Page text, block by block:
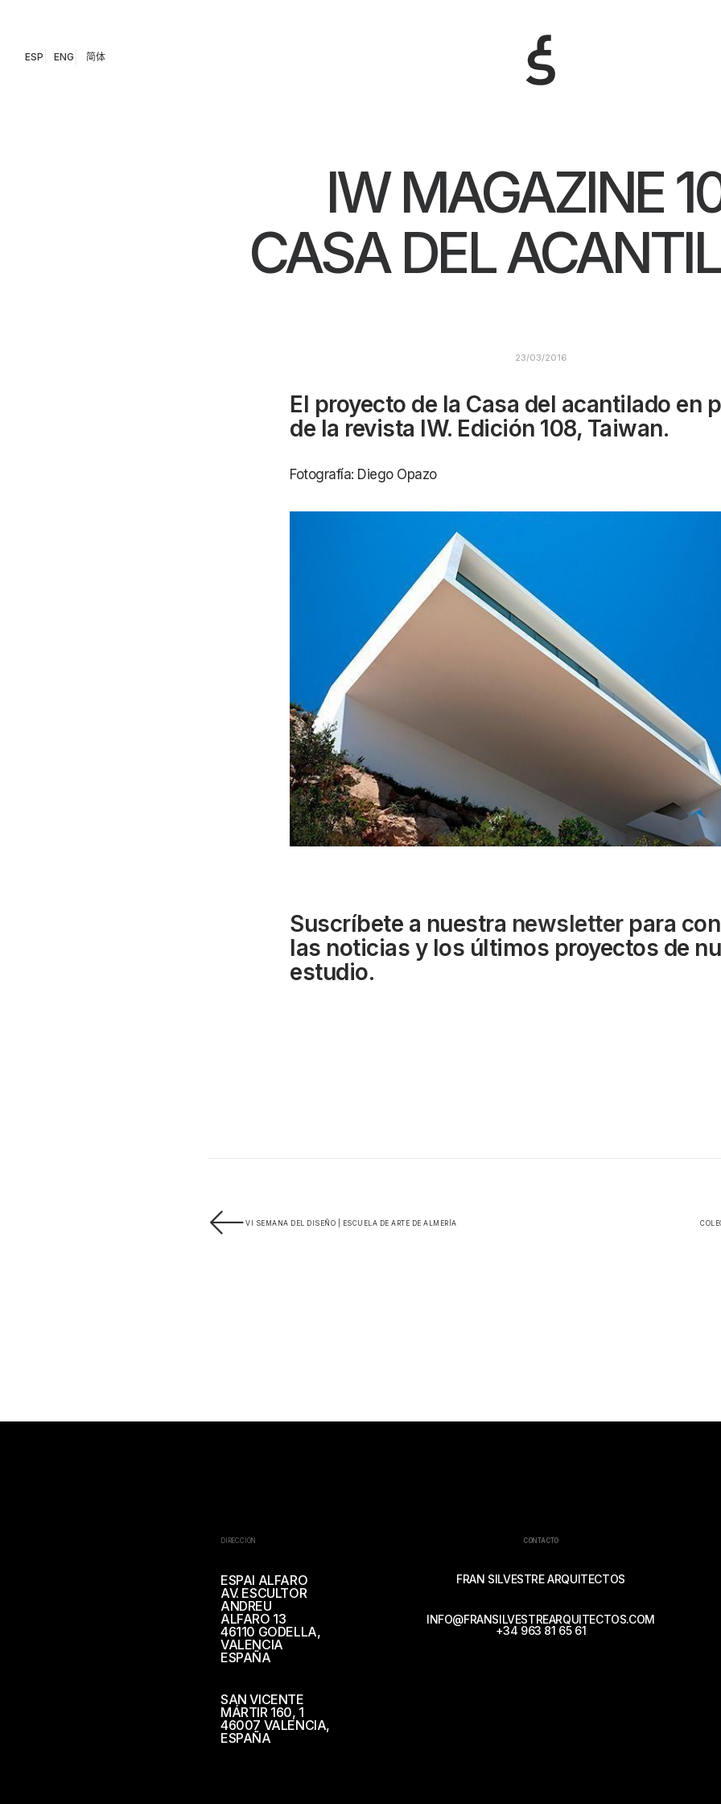
ESP ENG 简体
IW MAGAZINE
CASA DEL
23/03/2016
El proyecto de la Casa del acantilado en
de la revista IW. Edición 108, Taiwan.
Fotografía: Diego Opazo
Suscríbete a nuestra newsletterpara
las noticias y los últimos proyectos de
estudio.
VI SEMANA DEL DISEÑO | ESCUELA DE ARTE DE ALMERÍA
DIRECCIÓN
ESPAI ALFARO
AV. ESCULTOR
ANDREU
ALFARO 13
46110 GODELLA,
VALENCIA
ESPAÑA
SAN VICENTE
MÁRTIR 160, 1
46007 VALENCIA,
ESPAÑA
CONTACTO
FRAN SILVESTRE ARQUITECTOS
INFO@FRANSILVESTREARQUITECTOS.COM
+34 963 81 65 61